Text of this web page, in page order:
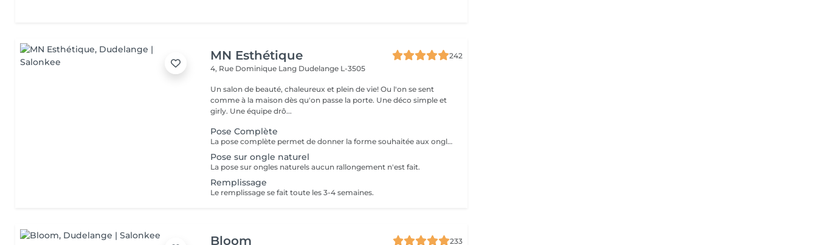
MN Esthétique
242
4, Rue Dominique Lang Dudelange L-3505
Un salon de beauté, chaleureux et plein de vie! Ou l'on se sent
comme à la maison dès qu'on passe la porte. Une déco simple et
girly. Une équipe drô...
Pose Complète
La pose complète permet de donner la forme souhaitée aux ongles en rallongeant avec le Chablon.
Pose sur ongle naturel
La pose sur ongles naturels aucun rallongement n'est fait.
Remplissage
Le remplissage se fait toute les 3-4 semaines.
Bloom
233